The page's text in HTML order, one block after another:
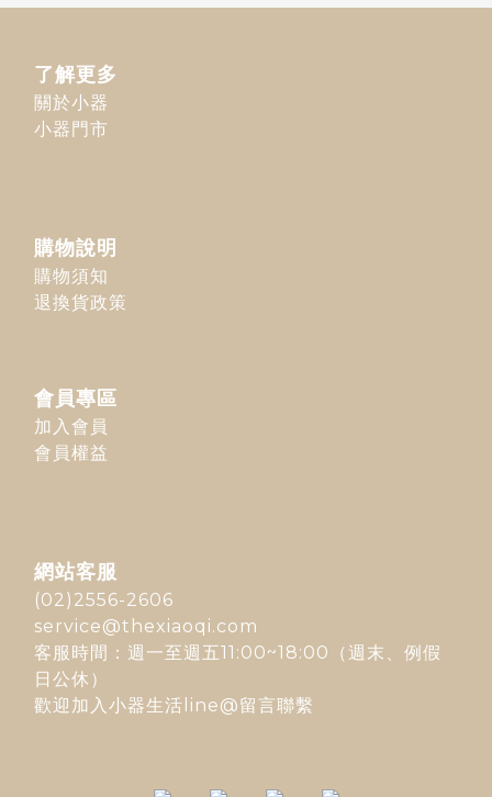
了解更多
關於小器
小器門市
購物說明
購物須知
退換貨政策
會員專區
加入會員
會員權益
網站客服
(02)2556-2606
service@thexiaoqi.com
客服時間：週一至週五11:00~18:00（週末、例假
日公休）
歡迎加入 小器生活line@留言聯繫